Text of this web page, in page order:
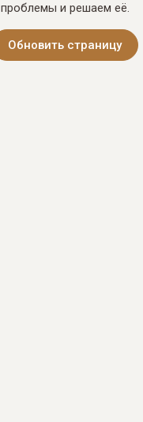
проблемы и решаем её.
Обновить страницу